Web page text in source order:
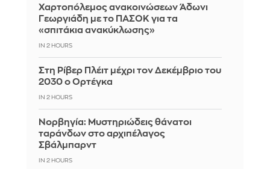
Χαρτοπόλεμος ανακοινώσεων Άδωνι
Γεωργιάδη με το ΠΑΣΟΚ για τα
«σπιτάκια ανακύκλωσης»
IN 2 HOURS
Στη Ρίβερ Πλέιτ μέχρι τον Δεκέμβριο του
2030 ο Ορτέγκα
IN 2 HOURS
Νορβηγία: Μυστηριώδεις θάνατοι
ταράνδων στο αρχιπέλαγος
Σβάλμπαρντ
IN 2 HOURS